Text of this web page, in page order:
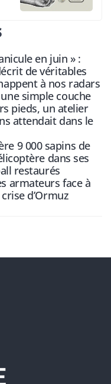
en juin » :
de véritables
à nos radars
simple couche
pieds, un atelier
attendait dans le
9 000 sapins de
dans ses
restaurés
armateurs face à
d’Ormuz